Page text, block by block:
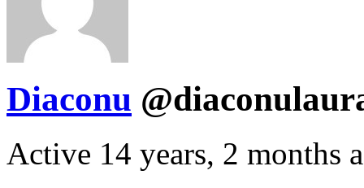
Diaconu
Active 14 years, 2 months